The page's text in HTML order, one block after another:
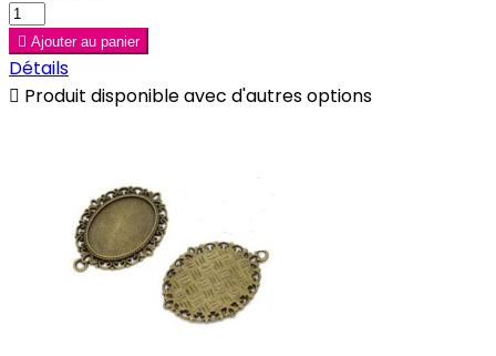
 Ajouter au panier
Détails
 Produit disponible avec d'autres options